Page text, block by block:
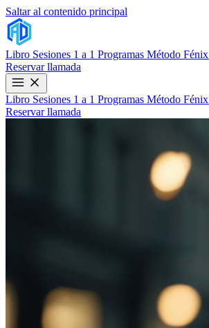
Saltar al contenido principal
Libro Sesiones 1 a 1 Programas Método Fénix
Reservar llamada
Libro Sesiones 1 a 1 Programas Método Fénix
Reservar llamada